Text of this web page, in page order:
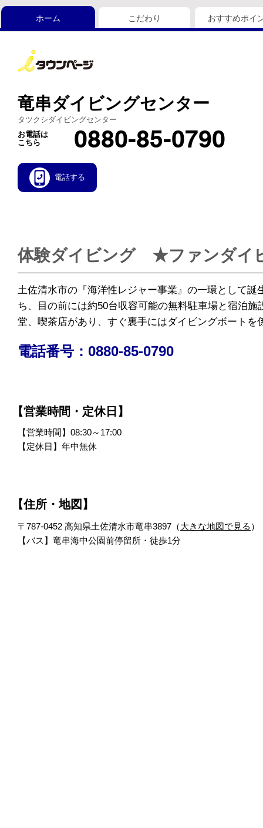
ホーム こだわり おすすめポイ
竜串ダイビングセンター
タツクシダイビングセンター
お電話は
こちら
0880-85-0790
電話する
体験ダイビング ★ファンダイ
土佐清水市の『海洋性レジャー事業』の一環として
ち、目の前には約50台収容可能の無料駐車場と宿泊
堂、喫茶店があり、すぐ裏手にはダイビングボートを
電話番号：0880-85-0790
【営業時間・定休日】
【営業時間】08:30～17:00
【定休日】年中無休
【住所・地図】
〒787-0452 高知県土佐清水市竜串3897（大きな地図で見る ）
【バス】竜串海中公園前停留所・徒歩1分